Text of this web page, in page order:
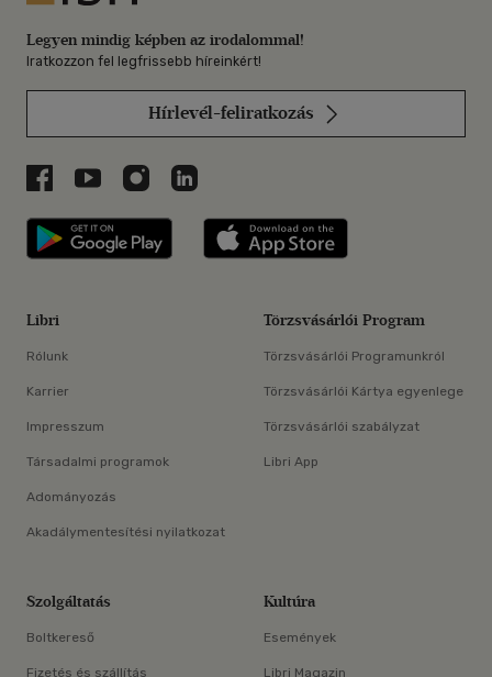
Legyen mindig képben az irodalommal!
Iratkozzon fel legfrissebb híreinkért!
Hírlevél-feliratkozás
Libri a Facebookon
Libri a Youtube-on
Libri az Instagramon
Libri a LinkedInen
Libri applikáció Szerezd meg: Google
Libri
Rólunk
Karrier
Impresszum
Társadalmi programok
Adományozás
Akadálymentesítési nyilatkozat
Törzsvásárlói Program
Törzsvásárlói Programunkról
Törzsvásárlói Kártya egyenlege
Törzsvásárlói szabályzat
Libri App
Szolgáltatás
Boltkereső
Fizetés és szállítás
Kultúra
Események
Libri Magazin